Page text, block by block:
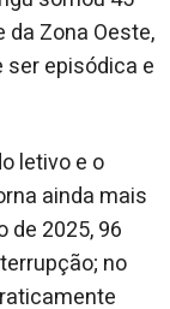
Zona Oeste,
ser episódica e
letivo e o
ainda mais
de 2025, 96
no